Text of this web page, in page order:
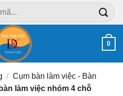
0
/ Cụm bàn làm việc - Bàn
làm việc nhóm 4 chỗ